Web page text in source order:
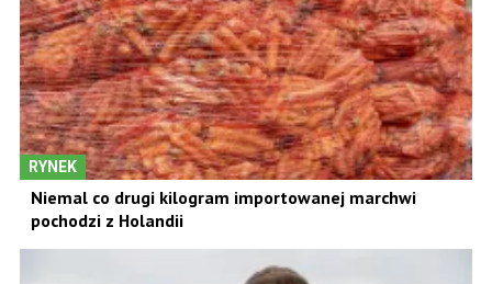
RYNEK
Niemal co drugi kilogram importowanej marchwi
pochodzi z Holandii